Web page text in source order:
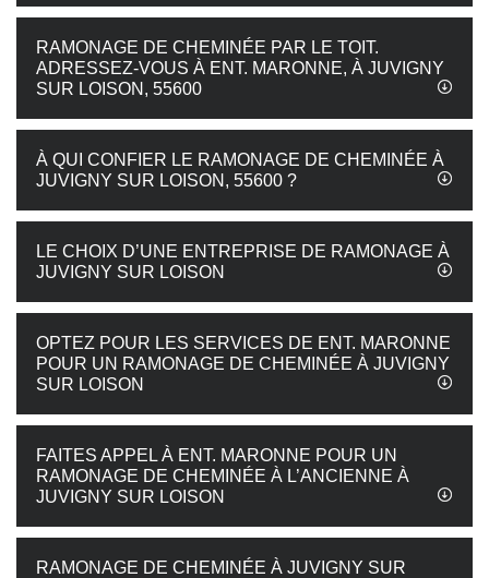
RAMONAGE DE CHEMINÉE PAR LE TOIT.
ADRESSEZ-VOUS À ENT. MARONNE, À JUVIGNY
SUR LOISON, 55600
À QUI CONFIER LE RAMONAGE DE CHEMINÉE À
JUVIGNY SUR LOISON, 55600 ?
LE CHOIX D’UNE ENTREPRISE DE RAMONAGE À
JUVIGNY SUR LOISON
OPTEZ POUR LES SERVICES DE ENT. MARONNE
POUR UN RAMONAGE DE CHEMINÉE À JUVIGNY
SUR LOISON
FAITES APPEL À ENT. MARONNE POUR UN
RAMONAGE DE CHEMINÉE À L’ANCIENNE À
JUVIGNY SUR LOISON
RAMONAGE DE CHEMINÉE À JUVIGNY SUR